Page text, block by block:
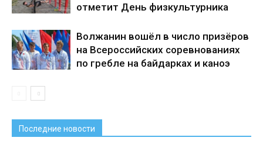
отметит День физкультурника
Волжанин вошёл в число призёров
на Всероссийских соревнованиях
по гребле на байдарках и каноэ
Последние новости